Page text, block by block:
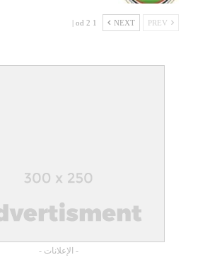
NEXT
1 od 2 |
- الإعلانات -